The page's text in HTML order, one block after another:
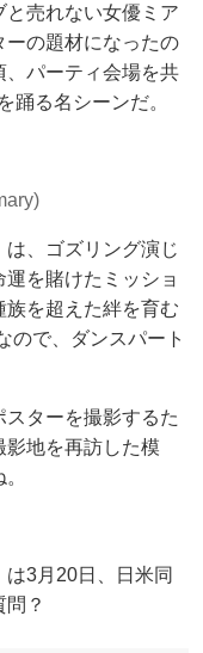
と売れない女優ミア
ーの題材になったの
、パーティ会場を共
踊る名シーンだ。
は、ゴズリング演じ
を賭けたミッショ
族を超えた絆を育む
ので、ダンスパート
ターを撮影するた
地を再訪した模
は3月20日、日米同
？